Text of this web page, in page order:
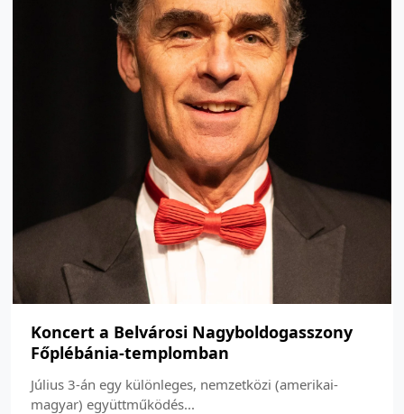
Koncert a Belvárosi Nagyboldogasszony
Főplébánia-templomban
Július 3-án egy különleges, nemzetközi (amerikai-
magyar) együttműködés...